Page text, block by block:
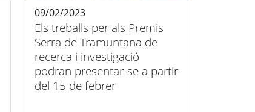
Els treballs per als Premis
Serra de Tramuntana de
recerca i investigació
podran presentar-se a partir
del 15 de febrer
09/02/2023